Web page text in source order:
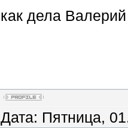
как дела
Дата: Пятница,